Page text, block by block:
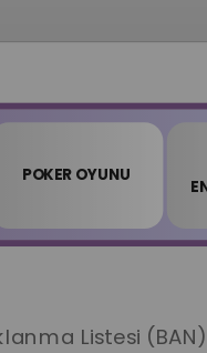
POKER OYUNU
Listesi (BAN)